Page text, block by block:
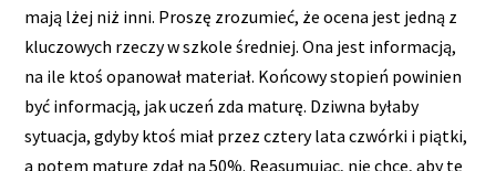
mają lżej niż inni. Proszę zrozumieć, że ocena jest jedną z
kluczowych rzeczy w szkole średniej. Ona jest informacją,
na ile ktoś opanował materiał. Końcowy stopień powinien
być informacją, jak uczeń zda maturę. Dziwna byłaby
sytuacja, gdyby ktoś miał przez cztery lata czwórki i piątki,
a potem maturę zdał na 50%. Reasumując, nie chcę, aby te